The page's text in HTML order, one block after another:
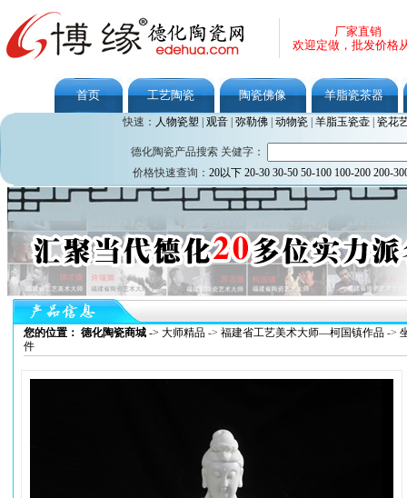
厂家直销
欢迎定做，批发价格
首页 工艺陶瓷 陶瓷佛像 羊脂瓷茶器
快速： 人物瓷塑 观音| 弥勒佛| 动物瓷| 羊脂玉瓷壶| 瓷花
德化陶瓷产品搜索 关健字：
价格快速查询： 20以下 20-30 30-50 50-100 100-200 200-
您的位置： 德化陶瓷商城 -> 大师精品 -> 福建省工艺美术大师—柯国镇作品 ->
件